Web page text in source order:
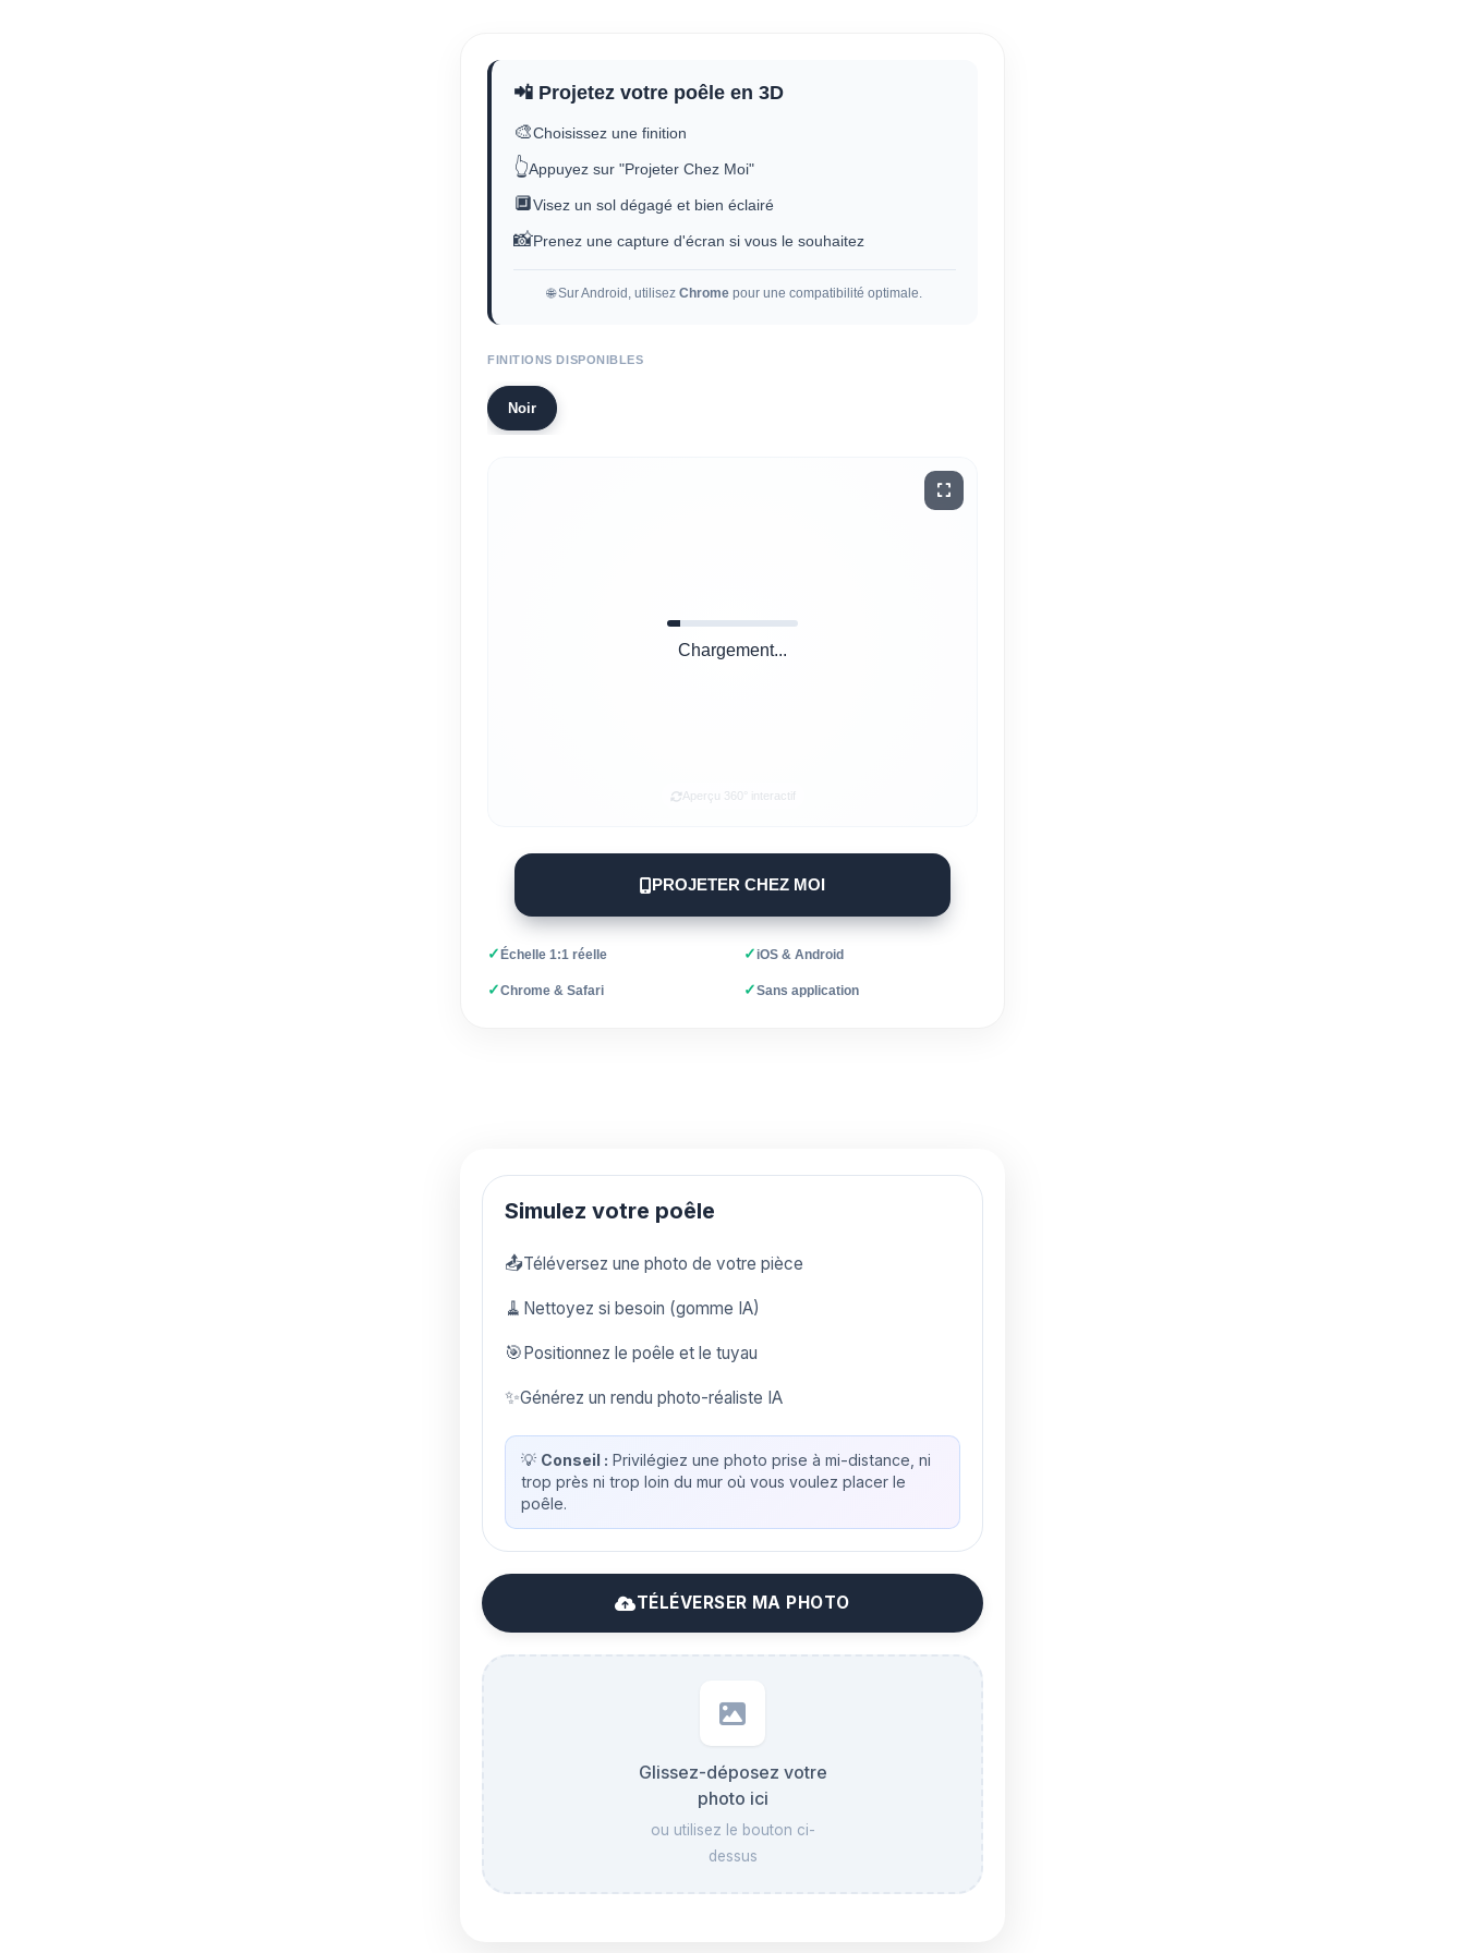
📲 Projetez votre poêle en 3D
🎨Choisissez une finition
👆Appuyez sur "Projeter Chez Moi"
🔲Visez un sol dégagé et bien éclairé
📸Prenez une capture d'écran si vous le souhaitez
🌐 Sur Android, utilisez Chrome pour une compatibilité optimale.
FINITIONS DISPONIBLES
Noir
Chargement...
Aperçu 360° interactif
PROJETER CHEZ MOI
✓Échelle 1:1 réelle ✓iOS & Android
✓Chrome & Safari ✓Sans application
Simulez votre poêle
📤Téléversez une photo de votre pièce
🧹 Nettoyez si besoin (gomme IA)
🎯Positionnez le poêle et le tuyau
✨Générez un rendu photo-réaliste IA
💡 Conseil : Privilégiez une photo prise à mi-distance, ni
trop près ni trop loin du mur où vous voulez placer le
poêle.
TÉLÉVERSER MA PHOTO
Glissez-déposez votre
photo ici
ou utilisez le bouton ci-
dessus